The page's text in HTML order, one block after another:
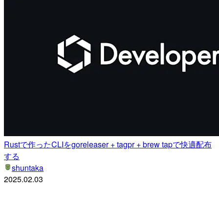
Rustで作ったCLIをgoreleaser + tagpr + brew tapで快適配布
する
shuntaka
2025.02.03